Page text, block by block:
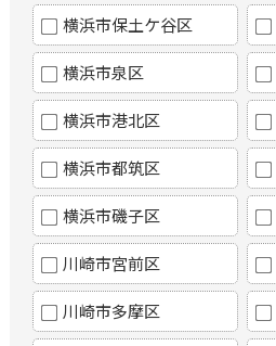
横浜市保土ケ谷区
横浜市泉区
横浜市港北区
横浜市都筑区
横浜市磯子区
川崎市宮前区
川崎市多摩区